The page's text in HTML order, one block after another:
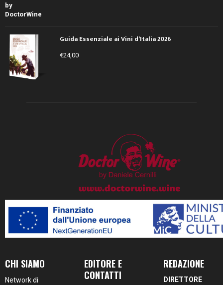
Guida Essenziale ai Vini d’Italia 2026
€24,00
CHI SIAMO
Network di
EDITORE E
CONTATTI
REDAZIONE
DIRETTORE